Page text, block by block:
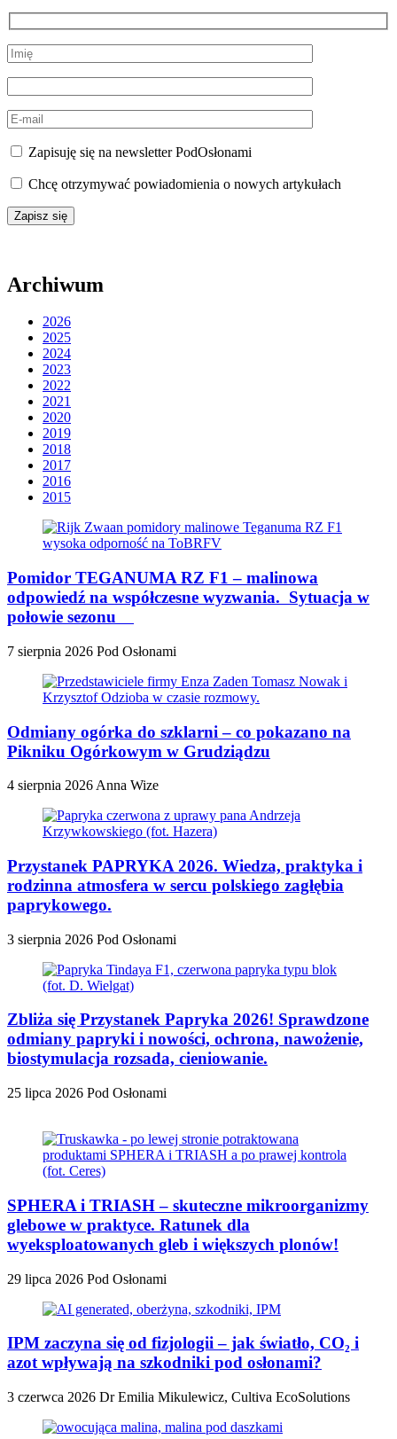
Zapisuję się na newsletter PodOsłonami
Chcę otrzymywać powiadomienia o nowych artykułach
Archiwum
2026
2025
2024
2023
2022
2021
2020
2019
2018
2017
2016
2015
Pomidor TEGANUMA RZ F1 – malinowa
odpowiedź na współczesne wyzwania. Sytuacja w
połowie sezonu
7 sierpnia 2026 Pod Osłonami
Odmiany ogórka do szklarni – co pokazano na
Pikniku Ogórkowym w Grudziądzu
4 sierpnia 2026 Anna Wize
Przystanek PAPRYKA 2026. Wiedza, praktyka i
rodzinna atmosfera w sercu polskiego zagłębia
paprykowego.
3 sierpnia 2026 Pod Osłonami
Zbliża się Przystanek Papryka 2026! Sprawdzone
odmiany papryki i nowości, ochrona, nawożenie,
biostymulacja rozsada, cieniowanie.
25 lipca 2026 Pod Osłonami
SPHERA i TRIASH – skuteczne mikroorganizmy
glebowe w praktyce. Ratunek dla
wyeksploatowanych gleb i większych plonów!
29 lipca 2026 Pod Osłonami
IPM zaczyna się od fizjologii – jak światło, CO₂ i
azot wpływają na szkodniki pod osłonami?
3 czerwca 2026 Dr Emilia Mikulewicz, Cultiva EcoSolutions